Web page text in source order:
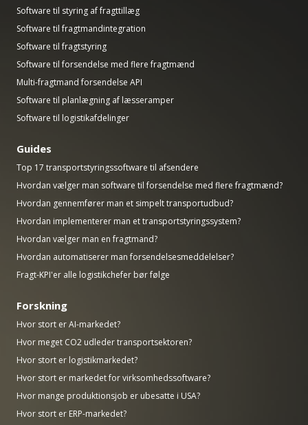
Software til styring af fragttillæg
Software til fragtmandintegration
Software til fragtstyring
Software til forsendelse med flere fragtmænd
Multi-fragtmand forsendelse API
Software til planlægning af læsseramper
Software til logistikafdelinger
Guides
Top 17 transportstyringssoftware til afsendere
Hvordan vælger man software til forsendelse med flere fragtmænd?
Hvordan gennemfører man et simpelt transportudbud?
Hvordan implementerer man et transportstyringssystem?
Hvordan vælger man en fragtmand?
Hvordan automatiserer man forsendelsesmeddelelser?
Fragt-KPI'er alle logistikchefer bør følge
Forskning
Hvor stort er AI-markedet?
Hvor meget CO2 udleder transportsektoren?
Hvor stort er logistikmarkedet?
Hvor stort er markedet for virksomhedssoftware?
Hvor mange produktionsjob er ubesatte i USA?
Hvor stort er ERP-markedet?